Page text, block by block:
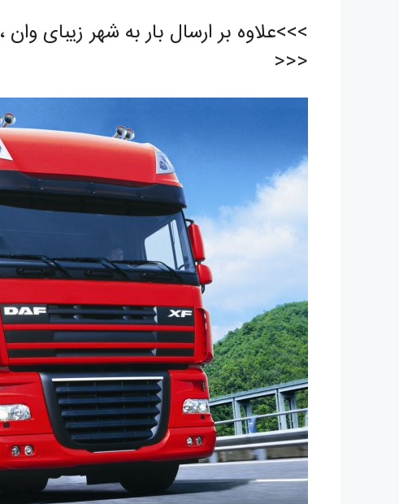
>>>علاوه بر ارسال بار به شهر زیبای وان ،
<<<